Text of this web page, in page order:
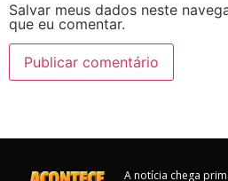
Salvar meus dados neste
que eu comentar.
A notícia chega